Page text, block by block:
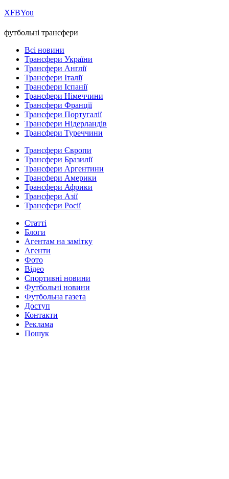
ХFBYou
футбольні трансфери
Всі новини
Трансфери України
Трансфери Англії
Трансфери Італії
Трансфери Іспанії
Трансфери Німеччини
Трансфери Франції
Трансфери Португалії
Трансфери Нідерландів
Трансфери Туреччини
Трансфери Європи
Трансфери Бразилії
Трансфери Аргентини
Трансфери Америки
Трансфери Африки
Трансфери Азії
Трансфери Росії
Статті
Блоги
Агентам на замітку
Агенти
Фото
Відео
Спортивні новини
Футбольні новини
Футбольна газета
Доступ
Контакти
Реклама
Пошук